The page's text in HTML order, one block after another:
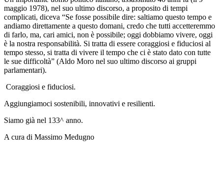
maggio 1978), nel suo ultimo discorso, a proposito di tempi
complicati, diceva “Se fosse possibile dire: saltiamo questo tempo e
andiamo direttamente a questo domani, credo che tutti accetteremmo
di farlo, ma, cari amici, non è possibile; oggi dobbiamo vivere, oggi
è la nostra responsabilità. Si tratta di essere coraggiosi e fiduciosi al
tempo stesso, si tratta di vivere il tempo che ci è stato dato con tutte
le sue difficoltà” (Aldo Moro nel suo ultimo discorso ai gruppi
parlamentari).
Coraggiosi e fiduciosi.
Aggiungiamoci sostenibili, innovativi e resilienti.
Siamo già nel 133^ anno.
A cura di Massimo Medugno